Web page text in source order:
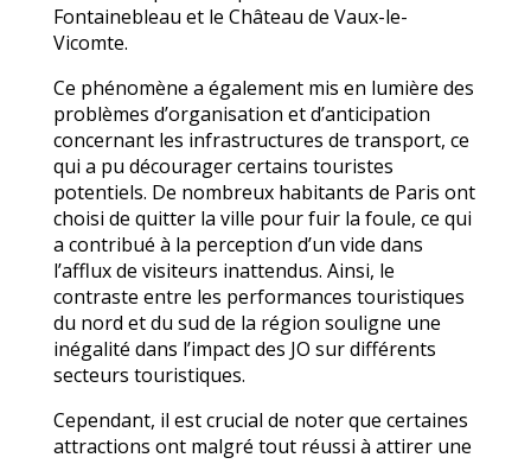
Fontainebleau et le Château de Vaux-le-
Vicomte.
Ce phénomène a également mis en lumière des
problèmes d’organisation et d’anticipation
concernant les infrastructures de transport, ce
qui a pu décourager certains touristes
potentiels. De nombreux habitants de Paris ont
choisi de quitter la ville pour fuir la foule, ce qui
a contribué à la perception d’un vide dans
l’afflux de visiteurs inattendus. Ainsi, le
contraste entre les performances touristiques
du nord et du sud de la région souligne une
inégalité dans l’impact des JO sur différents
secteurs touristiques.
Cependant, il est crucial de noter que certaines
attractions ont malgré tout réussi à attirer une